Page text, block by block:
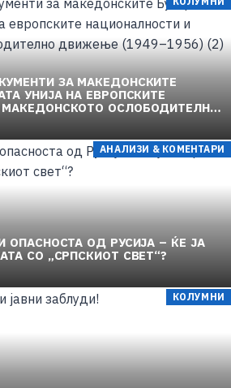
ЗА МАКЕДОНСКИТЕ
УНИЈА НА ЕВРОПСКИТЕ
ОСЛОБОДИТЕЛНО
(2)
АНАЛИЗИ & КОМЕНТАРИ
ОПАСНОСТА ОД РУСИЈА – ЌЕ ЈА
СО „СРПСКИОТ СВЕТ“?
КОЛУМНИ